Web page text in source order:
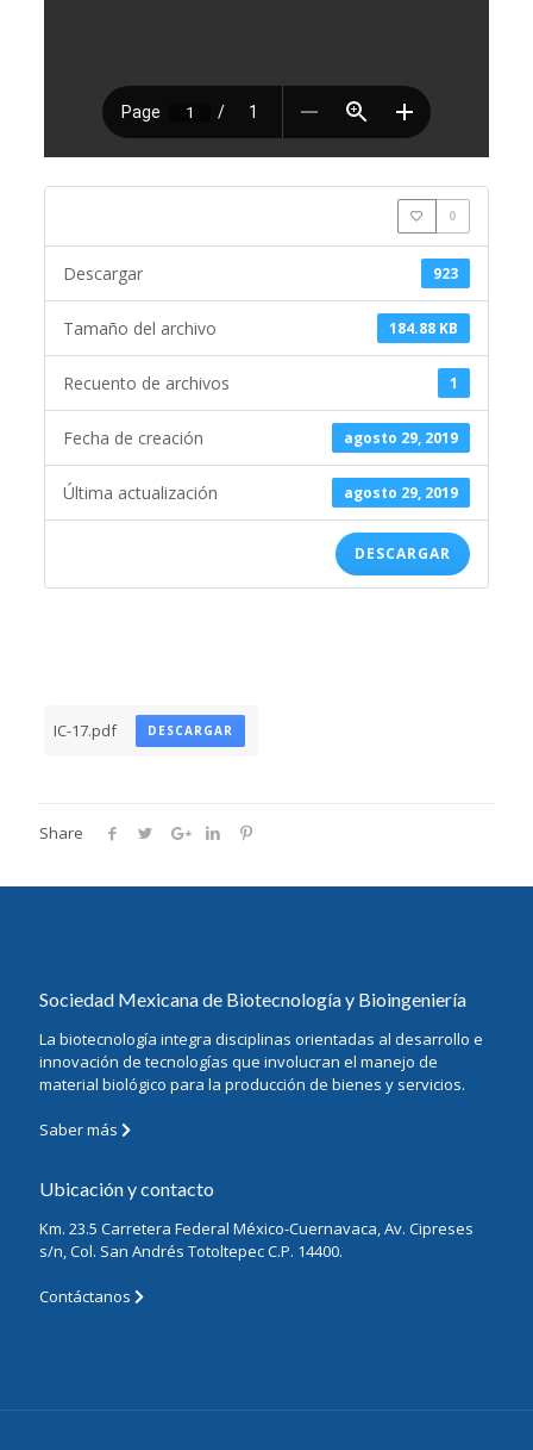
0
923
Descargar
184.88 KB
Tamaño del archivo
1
Recuento de archivos
agosto 29, 2019
Fecha de creación
agosto 29, 2019
Última actualización
DESCARGAR
IC-17.pdf DESCARGAR
Share
Sociedad Mexicana de Biotecnología y Bioingeniería
La biotecnología integra disciplinas orientadas al desarrollo e
innovación de tecnologías que involucran el manejo de
material biológico para la producción de bienes y servicios.
Saber más
Ubicación y contacto
Km. 23.5 Carretera Federal México-Cuernavaca, Av. Cipreses
s/n, Col. San Andrés Totoltepec C.P. 14400.
Contáctanos